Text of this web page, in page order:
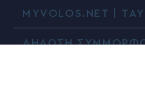
MYVOLOS.NET |
ΔΗΛΩΣΗ